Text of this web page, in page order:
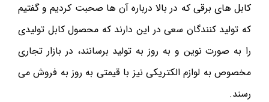
کابل های برقی که در بالا درباره آن ها صحبت کردیم و گفتیم
که تولید کنندگان سعی در این دارند که محصول کابل تولیدی
را به صورت نوین و به روز به تولید برسانند، در بازار تجاری
مخصوص به لوازم الکتریکی نیز با قیمتی به روز به فروش می
رسند.